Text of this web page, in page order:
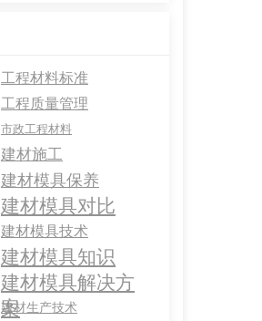
工程材料标准
工程质量管理
市政工程材料
建材施工
建材模具保养
建材模具对比
建材模具技术
建材模具知识
建材模具解决方
案
建材生产技术